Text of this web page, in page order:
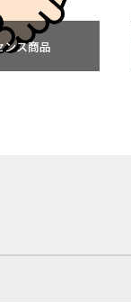
ンス商品